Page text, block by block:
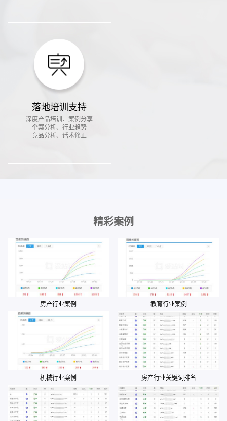
落地培训支持
深度产品培训、案例分享
个案分析、行业趋势
竞品分析、话术修正
精彩案例
房产行业案例 教育行业案例
机械行业案例 房产行业关键词排名